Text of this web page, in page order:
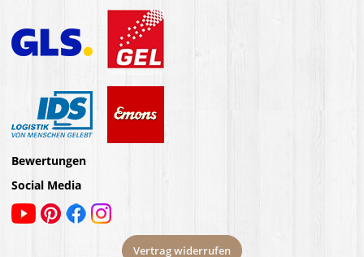
Bewertungen
Social Media
Vertrag widerrufen